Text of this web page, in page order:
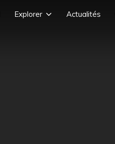
Explorer Actualités